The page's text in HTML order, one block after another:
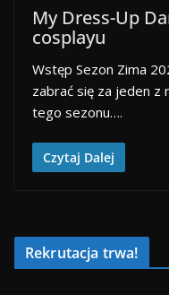
My Dress-Up
cosplayu
Wstęp Sezon Zima
zabrać się za jeden z
tego sezonu….
Czytaj Dalej
Rekrutacja trwa!